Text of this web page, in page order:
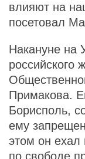
влияют на
посетовал
Накануне на
российского
Примакова.
Борисполь,
ему
этом он ехал
по свободе